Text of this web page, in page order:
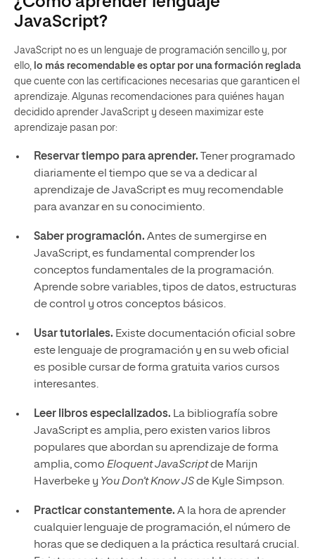
JavaScript?
JavaScript no es un lenguaje de programación sencillo y, por
ello, lo más recomendable es optar por una formación reglada
que cuente con las certificaciones necesarias que garanticen el
aprendizaje. Algunas recomendaciones para quiénes hayan
decidido aprender JavaScript y deseen maximizar este
aprendizaje pasan por:
Reservar tiempo para aprender. Tener programado
diariamente el tiempo que se va a dedicar al
aprendizaje de JavaScript es muy recomendable
para avanzar en su conocimiento.
Saber programación. Antes de sumergirse en
JavaScript, es fundamental comprender los
conceptos fundamentales de la programación.
Aprende sobre variables, tipos de datos, estructuras
de control y otros conceptos básicos.
Usar tutoriales. Existe documentación oficial sobre
este lenguaje de programación y en su web oficial
es posible cursar de forma gratuita varios cursos
interesantes.
Leer libros especializados. La bibliografía sobre
JavaScript es amplia, pero existen varios libros
populares que abordan su aprendizaje de forma
amplia, como Eloquent JavaScriptde Marijn
Haverbeke y You Don’t Know JSde Kyle Simpson.
Practicar constantemente. A la hora de aprender
cualquier lenguaje de programación, el número de
horas que se dediquen a la práctica resultará crucial.